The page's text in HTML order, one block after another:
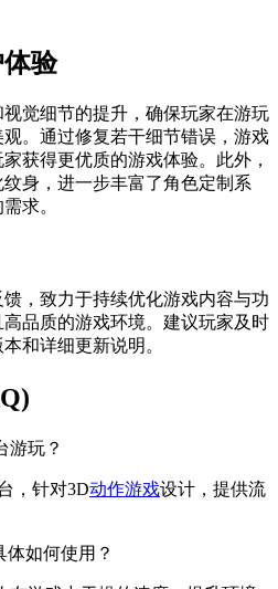
验
觉细节的提升，确保玩家在游玩
。通过修复若干细节错误，游戏
获得更优质的游戏体验。此外，
身，进一步丰富了角色定制系
求。
，致力于持续优化游戏内容与功
品质的游戏环境。建议玩家及时
和详细更新说明。
游玩？
，针对3D动作游戏设计，提供流
体如何使用？